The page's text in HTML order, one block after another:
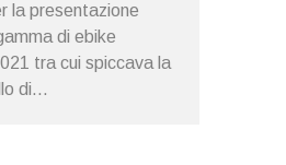
la presentazione
di ebike
tra cui spiccava la
di...